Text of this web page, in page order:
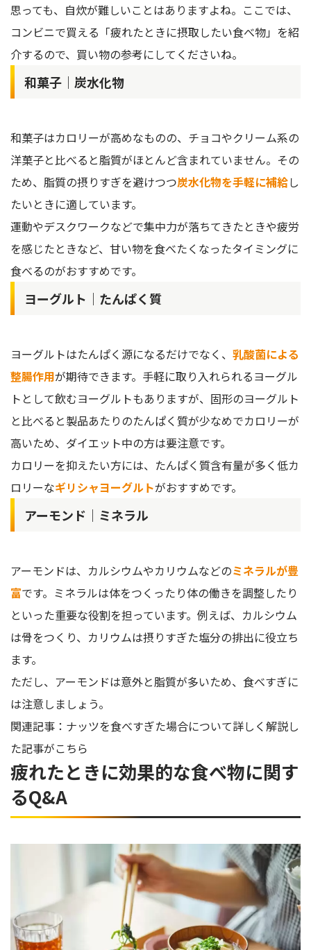
思っても、自炊が難しいことはありますよね。ここでは、
コンビニで買える「疲れたときに摂取したい食べ物」を紹
介するので、買い物の参考にしてくださいね。
和菓子｜炭水化物
和菓子はカロリーが高めなものの、チョコやクリーム系の
洋菓子と比べると脂質がほとんど含まれていません。その
ため、脂質の摂りすぎを避けつつ炭水化物を手軽に補給し
たいときに適しています。
運動やデスクワークなどで集中力が落ちてきたときや疲労
を感じたときなど、甘い物を食べたくなったタイミングに
食べるのがおすすめです。
ヨーグルト｜たんぱく質
ヨーグルトはたんぱく源になるだけでなく、 乳酸菌による
整腸作用が期待できます。手軽に取り入れられるヨーグル
トとして飲むヨーグルトもありますが、固形のヨーグルト
と比べると製品あたりのたんぱく質が少なめでカロリーが
高いため、ダイエット中の方は要注意です。
カロリーを抑えたい方には、たんぱく質含有量が多く低カ
ロリーなギリシャヨーグルトがおすすめです。
アーモンド｜ミネラル
アーモンドは、カルシウムやカリウムなどのミネラルが豊
富です。ミネラルは体をつくったり体の働きを調整したり
といった重要な役割を担っています。例えば、カルシウム
は骨をつくり、カリウムは摂りすぎた塩分の排出に役立ち
ます。
ただし、アーモンドは意外と脂質が多いため、食べすぎに
は注意しましょう。
関連記事：ナッツを食べすぎた場合について詳しく解説し
た記事がこちら
疲れたときに効果的な食べ物に関す
るQ&A